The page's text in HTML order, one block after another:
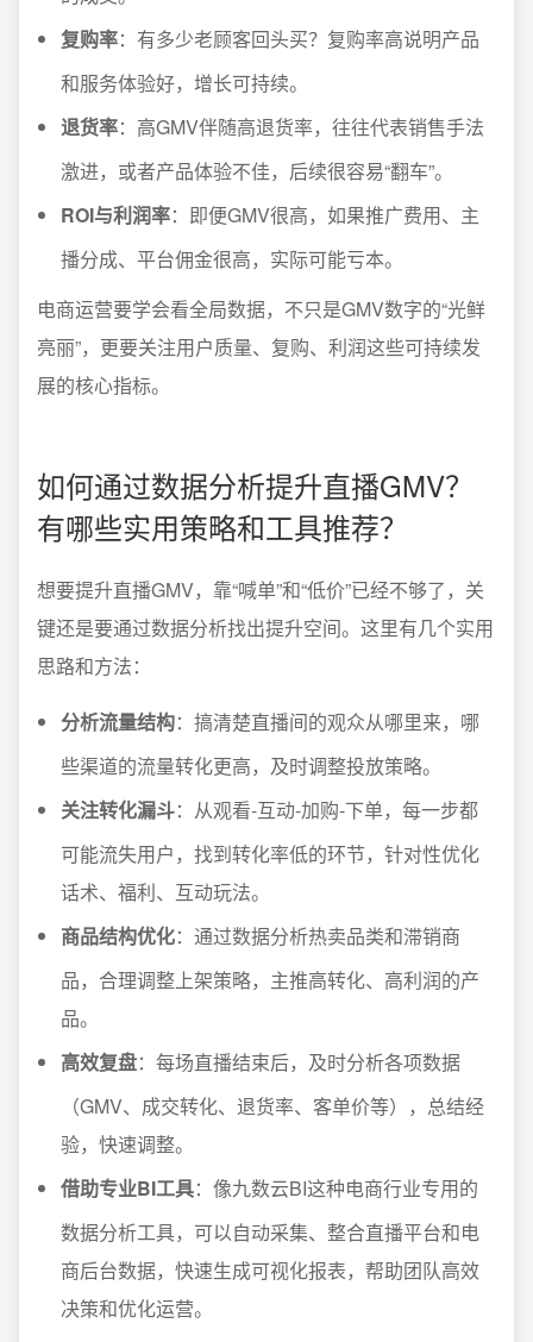
复购率：有多少老顾客回头买？复购率高说明产品
和服务体验好，增长可持续。
退货率：高GMV伴随高退货率，往往代表销售手法
激进，或者产品体验不佳，后续很容易“翻车”。
ROI与利润率：即便GMV很高，如果推广费用、主
播分成、平台佣金很高，实际可能亏本。
电商运营要学会看全局数据，不只是GMV数字的“光鲜
亮丽”，更要关注用户质量、复购、利润这些可持续发
展的核心指标。
如何通过数据分析提升直播GMV？
有哪些实用策略和工具推荐？
想要提升直播GMV，靠“喊单”和“低价”已经不够了，关
键还是要通过数据分析找出提升空间。这里有几个实用
思路和方法：
分析流量结构：搞清楚直播间的观众从哪里来，哪
些渠道的流量转化更高，及时调整投放策略。
关注转化漏斗：从观看-互动-加购-下单，每一步都
可能流失用户，找到转化率低的环节，针对性优化
话术、福利、互动玩法。
商品结构优化：通过数据分析热卖品类和滞销商
品，合理调整上架策略，主推高转化、高利润的产
品。
高效复盘：每场直播结束后，及时分析各项数据
（GMV、成交转化、退货率、客单价等），总结经
验，快速调整。
借助专业BI工具：像九数云BI这种电商行业专用的
数据分析工具，可以自动采集、整合直播平台和电
商后台数据，快速生成可视化报表，帮助团队高效
决策和优化运营。